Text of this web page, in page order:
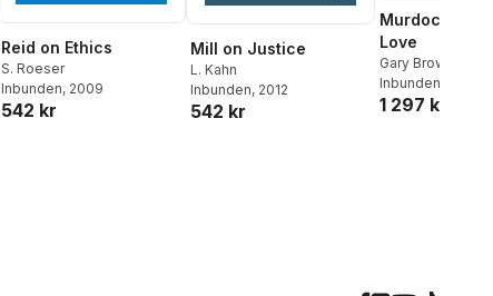
Reid on Ethics
S. Roeser
Inbunden, 2009
542 kr
Mill on Justice
L. Kahn
Inbunden, 2012
542 kr
Murdoch on
Love
Gary Browning
Inbunden
1 297 kr